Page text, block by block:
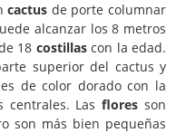
cactus de porte columnar
alcanzar los 8 metros
18 costillascon la edad.
superior del cactus y
de color dorado con la
centrales. Lasflores son
son más bien pequeñas